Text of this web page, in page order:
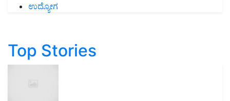
ಉದ್ಯೋಗ
Top Stories